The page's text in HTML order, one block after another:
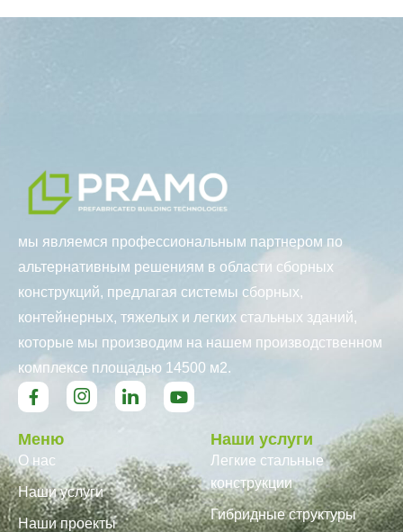
мы являемся профессиональным партнером по
альтернативным решениям в области сборных
конструкций, предлагая системы сборных,
контейнерных, тяжелых и легких стальных зданий,
которые мы производим на нашем производственном
комплексе площадью 14500 м2.
Меню
О нас
Наши услуги
Наши проекты
Наши услуги
Легкие стальные
конструкции
Гибридные структуры